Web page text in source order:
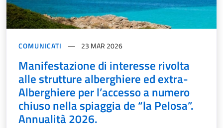
COMUNICATI 23 MAR 2026
Manifestazione di interesse rivolta
alle strutture alberghiere ed extra-
Alberghiere per l’accesso a numero
chiuso nella spiaggia de “la Pelosa”.
Annualità 2026.